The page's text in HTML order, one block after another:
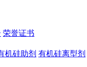
荣誉证书
机硅助剂 有机硅离型剂